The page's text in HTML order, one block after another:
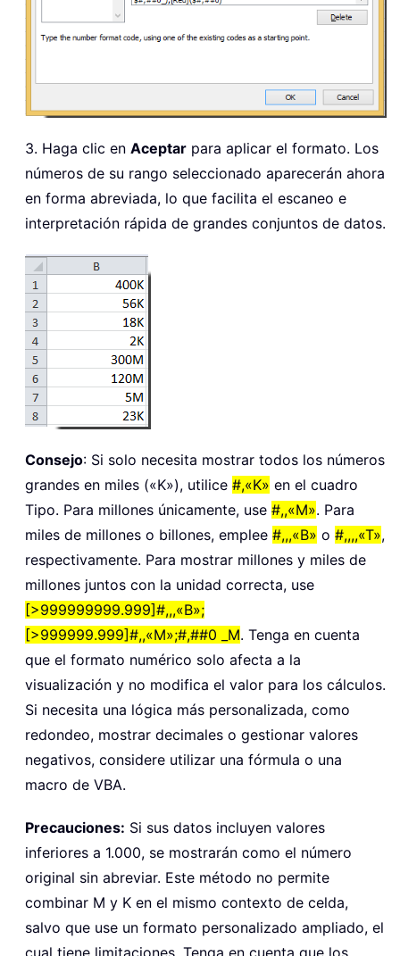
3. Haga clic en Aceptar para aplicar el formato. Los
números de su rango seleccionado aparecerán ahora
en forma abreviada, lo que facilita el escaneo e
interpretación rápida de grandes conjuntos de datos.
Consejo: Si solo necesita mostrar todos los números
grandes en miles («K»), utilice #,«K» en el cuadro
Tipo. Para millones únicamente, use #,,«M». Para
miles de millones o billones, emplee #,,,«B» o #,,,,«T»,
respectivamente. Para mostrar millones y miles de
millones juntos con la unidad correcta, use
[>999999999.999]#,,,«B»;
[>999999.999]#,,«M»;#,##0 _M. Tenga en cuenta
que el formato numérico solo afecta a la
visualización y no modifica el valor para los cálculos.
Si necesita una lógica más personalizada, como
redondeo, mostrar decimales o gestionar valores
negativos, considere utilizar una fórmula o una
macro de VBA.
Precauciones: Si sus datos incluyen valores
inferiores a 1.000, se mostrarán como el número
original sin abreviar. Este método no permite
combinar M y K en el mismo contexto de celda,
salvo que use un formato personalizado ampliado, el